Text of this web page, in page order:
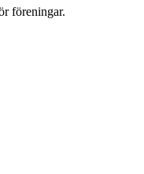
föreningar.